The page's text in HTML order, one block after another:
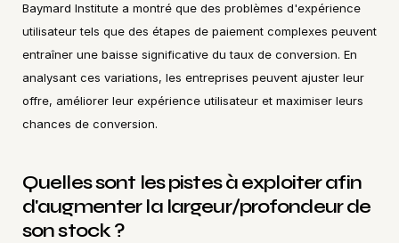
Baymard Institute a montré que des problèmes d'expérience
utilisateur tels que des étapes de paiement complexes peuvent
entraîner une baisse significative du taux de conversion. En
analysant ces variations, les entreprises peuvent ajuster leur
offre, améliorer leur expérience utilisateur et maximiser leurs
chances de conversion.
Quelles sont les pistes à exploiter afin
d'augmenter la largeur/profondeur de
son stock ?